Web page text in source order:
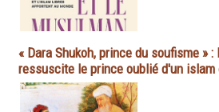
« Dara Shukoh, prince du soufisme »
ressuscite le prince oublié d'un islam